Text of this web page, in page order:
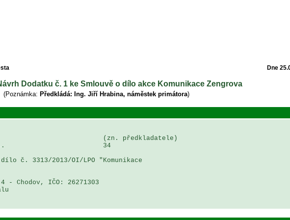
Dne
Dodatku č. 1 ke Smlouvě o dílo akce Komunikace Zengrova
(Poznámka: Předkládá: Ing. Jiří Hrabina, náměstek primátora)
(zn. předkladatele)
34
č. 3313/2013/OI/LPO "Komunikace
- Chodov, IČO: 26271303